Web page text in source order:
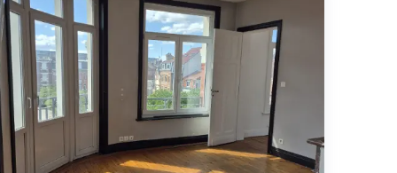
chaises viennent compléter le coin cuisine.
nuit dispose d'un lit simple et d'une armoire de rangements.
d'eau est dotée d'une douche, d'un meuble sous vasque, d'un
miroir et de WC.
est individuel électrique ainsi que l'eau chaude (chauffe-
dans le cellier). L'eau froide est collective et comprise dans les
sur les risques auxquels ce bien est exposé sont
sur le site Géorisques : www. georisques. gouv. fr